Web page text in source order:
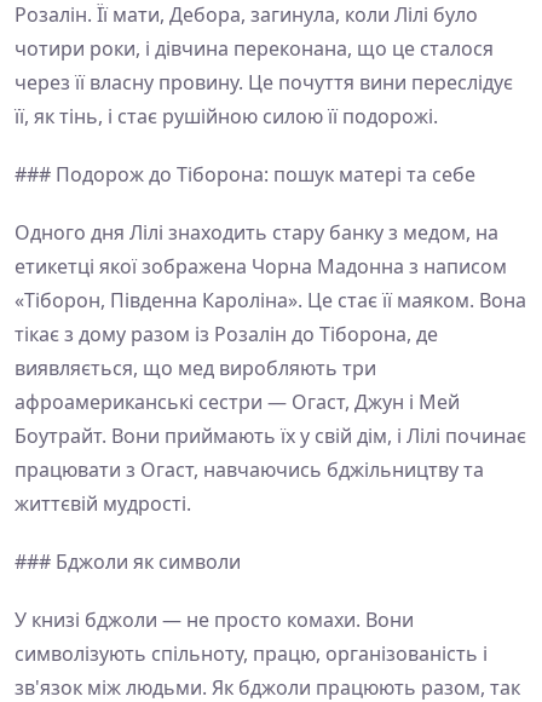
Розалін. Її мати, Дебора, загинула, коли Лілі було
чотири роки, і дівчина переконана, що це сталося
через її власну провину. Це почуття вини переслідує
її, як тінь, і стає рушійною силою її подорожі.
### Подорож до Тіборона: пошук матері та себе
Одного дня Лілі знаходить стару банку з медом, на
етикетці якої зображена Чорна Мадонна з написом
«Тіборон, Південна Кароліна». Це стає її маяком. Вона
тікає з дому разом із Розалін до Тіборона, де
виявляється, що мед виробляють три
афроамериканські сестри — Огаст, Джун і Мей
Боутрайт. Вони приймають їх у свій дім, і Лілі починає
працювати з Огаст, навчаючись бджільництву та
життєвій мудрості.
### Бджоли як символи
У книзі бджоли — не просто комахи. Вони
символізують спільноту, працю, організованість і
зв'язок між людьми. Як бджоли працюють разом, так